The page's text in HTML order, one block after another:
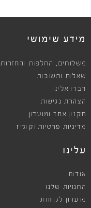
מידע שימושי
משלוחים , החלפות והחזרות
שאלות ותשובות
דברו אלינו
הצהרת נגישות
תקנון אתר ומועדון
מדיניות פרטיות וקוקיז
עלינו
אודות
החנויות שלנו
מועדון לקוחות